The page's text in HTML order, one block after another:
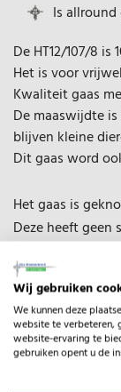
Is
De HT12/107/8
Het is voor
Kwaliteit gaas
De maaswijdte
blijven kleine
Dit gaas word
Het gaas is
Deze heeft geen
Wij gebruiken
We kunnen deze
website te verbeteren,
website-ervaring te
gebruiken opent u de